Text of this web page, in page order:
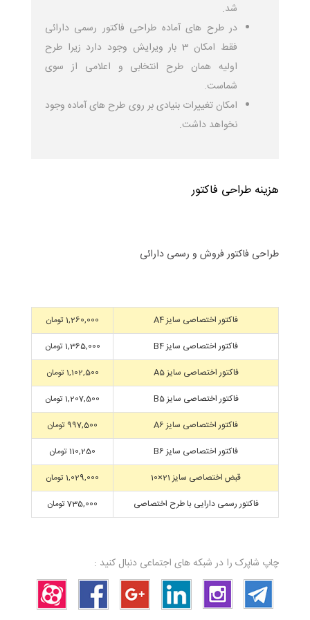
شد.
در طرح های آماده طراحی فاکتور رسمی دارائی
فقط امکان 3 بار ویرایش وجود دارد زیرا طرح
اولیه همان طرح انتخابی و اعلامی از سوی
شماست.
امکان تغییرات بنیادی بر روی طرح های آماده وجود
نخواهد داشت.
هزینه طراحی فاکتور
طراحی فاکتور فروش و رسمی دارائی
فاکتور اختصاصی سایز A4
1,260,000 تومان
فاکتور اختصاصی سایز B4
1,365,000 تومان
فاکتور اختصاصی سایز A5
1,102,500 تومان
فاکتور اختصاصی سایز B5
1,207,500 تومان
فاکتور اختصاصی سایز A6
997,500 تومان
فاکتور اختصاصی سایز B6
110,250 تومان
قبض اختصاصی سایز 21×10
1,029,000 تومان
فاکتور رسمی دارایی با طرح اختصاصی
735,000 تومان
چاپ شاپرک را در شبکه های اجتماعی دنبال کنید :